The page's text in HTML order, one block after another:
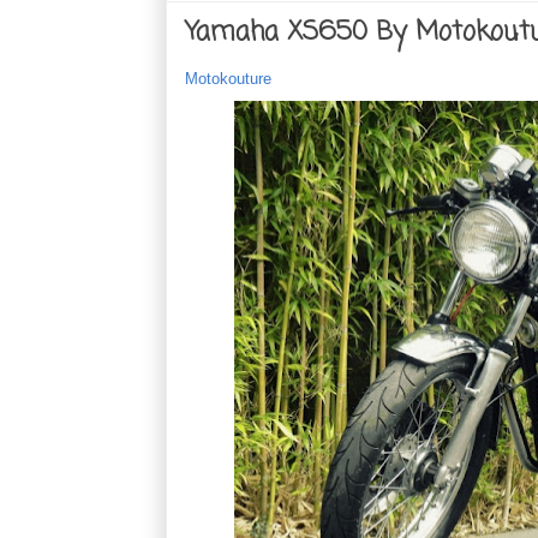
Yamaha XS650 By
Motokouture